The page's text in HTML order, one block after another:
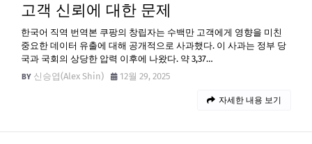
고객 신뢰에 대한 문제
한국어 직역 번역본 쿠팡의 창립자는 수백만 고객에게 영향을 미친
중요한 데이터 유출에 대해 공개적으로 사과했다. 이 사과는 정부 당
국과 국회의 상당한 압력 이후에 나왔다. 약 3,37…
신승엽(Alex Shin)
12월 29, 2025
자세한 내용 보기